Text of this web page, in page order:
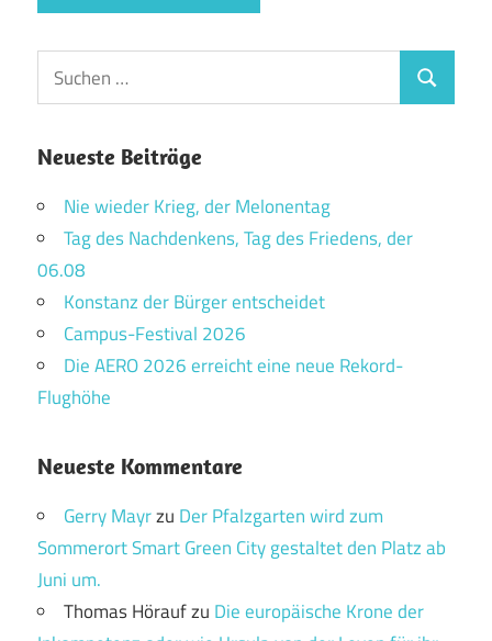
Suchen
nach:
Suchen
Neueste Beiträge
Nie wieder Krieg, der Melonentag
Tag des Nachdenkens, Tag des Friedens, der
06.08
Konstanz der Bürger entscheidet
Campus-Festival 2026
Die AERO 2026 erreicht eine neue Rekord-
Flughöhe
Neueste Kommentare
Gerry Mayrzu Der Pfalzgarten wird zum
Sommerort Smart Green City gestaltet den Platz ab
Juni um.
Thomas Höraufzu Die europäische Krone der